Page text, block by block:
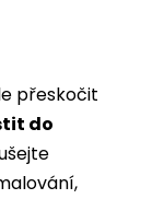
přeskočit
do